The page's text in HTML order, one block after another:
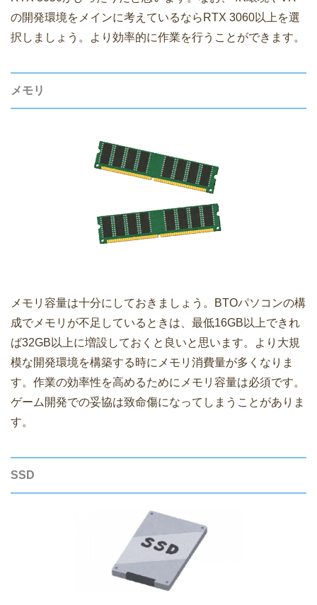
の開発環境をメインに考えているならRTX 3060以上を選
択しましょう。より効率的に作業を行うことができます。
メモリ
メモリ容量は十分にしておきましょう。BTOパソコンの構
成でメモリが不足しているときは、最低16GB以上できれ
ば32GB以上に増設しておくと良いと思います。より大規
模な開発環境を構築する時にメモリ消費量が多くなりま
す。作業の効率性を高めるためにメモリ容量は必須です。
ゲーム開発での妥協は致命傷になってしまうことがありま
す。
SSD